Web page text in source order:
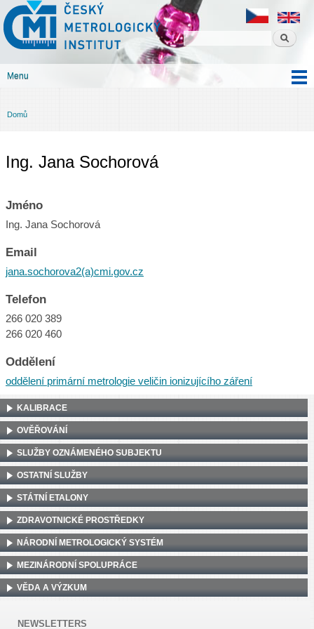
obsahu
Český
metrologický
institut
Menu
Jste zde
Domů
Ing. Jana Sochorová
Jméno
Ing. Jana Sochorová
Email
jana.sochorova2(a)cmi.gov.cz
Telefon
266 020 389
266 020 460
Oddělení
oddělení primární metrologie veličin ionizujícího záření
KALIBRACE
OVĚŘOVÁNÍ
SLUŽBY OZNÁMENÉHO SUBJEKTU
OSTATNÍ SLUŽBY
STÁTNÍ ETALONY
ZDRAVOTNICKÉ PROSTŘEDKY
NÁRODNÍ METROLOGICKÝ SYSTÉM
MEZINÁRODNÍ SPOLUPRÁCE
VĚDA A VÝZKUM
NEWSLETTERS